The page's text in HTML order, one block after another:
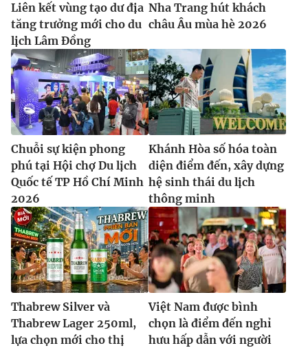
Liên kết vùng tạo dư địa
tăng trưởng mới cho du
lịch Lâm Đồng
Nha Trang hút khách
châu Âu mùa hè 2026
Chuỗi sự kiện phong
phú tại Hội chợ Du lịch
Quốc tế TP Hồ Chí Minh
2026
Khánh Hòa số hóa toàn
diện điểm đến, xây dựng
hệ sinh thái du lịch
thông minh
Thabrew Silver và
Thabrew Lager 250ml,
lựa chọn mới cho thị
Việt Nam được bình
chọn là điểm đến nghỉ
hưu hấp dẫn với người